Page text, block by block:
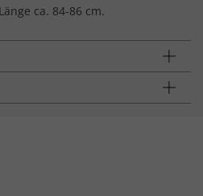
ca. 84-86 cm.